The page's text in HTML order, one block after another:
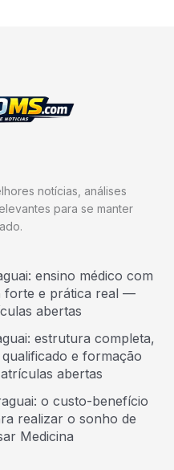
notícias, análises
para se manter
ensino médico com
forte e prática real —
abertas
estrutura completa,
e formação
abertas
o custo-benefício
realizar o sonho de
Medicina